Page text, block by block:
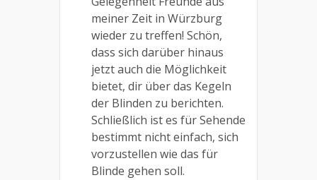
meiner Zeit in Würzburg
wieder zu treffen! Schön,
dass sich darüber hinaus
jetzt auch die Möglichkeit
bietet, dir über das Kegeln
der Blinden zu berichten.
Schließlich ist es für Sehende
bestimmt nicht einfach, sich
vorzustellen wie das für
Blinde gehen soll.